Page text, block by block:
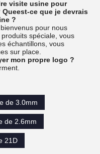
visite usine pour
ce que je devrais
?
pour nous
spéciale, vous
échantillons, vous
sur place.
mon propre logo ?
de 3.0mm
de 2.6mm
21D